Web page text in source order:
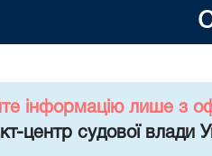
інформацію лише з
центр судової влади